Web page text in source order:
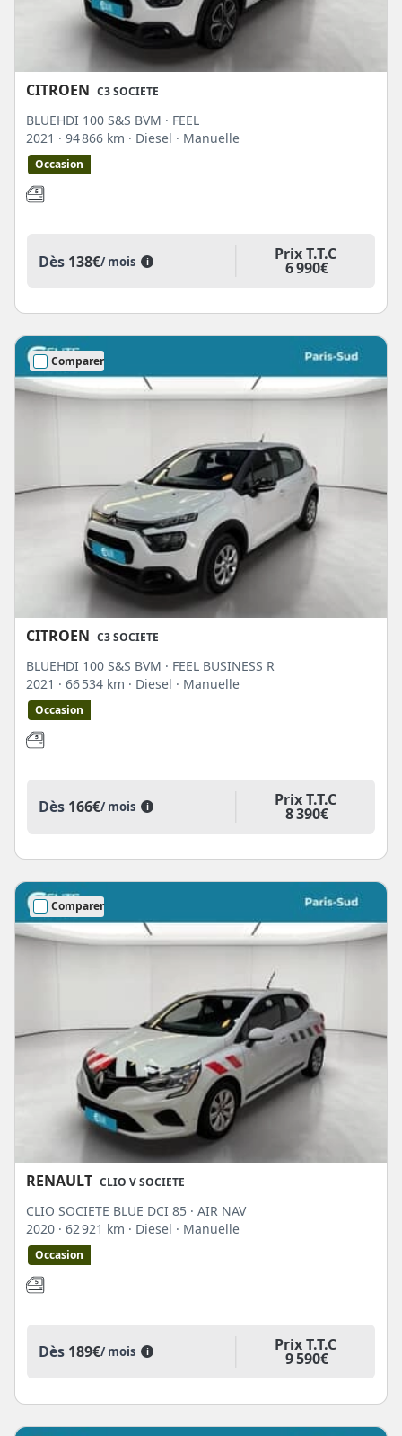
CITROEN C3 SOCIETE
BLUEHDI 100 S&S BVM · FEEL
2021 · 94 866 km · Diesel · Manuelle
Occasion
Dès 138€/ mois i Prix T.T.C
6 990€
Comparer
CITROEN C3 SOCIETE
BLUEHDI 100 S&S BVM · FEEL BUSINESS R
2021 · 66 534 km · Diesel · Manuelle
Occasion
Dès 166€/ mois i Prix T.T.C
8 390€
Comparer
RENAULT CLIO V SOCIETE
CLIO SOCIETE BLUE DCI 85 · AIR NAV
2020 · 62 921 km · Diesel · Manuelle
Occasion
Dès 189€/ mois i Prix T.T.C
9 590€